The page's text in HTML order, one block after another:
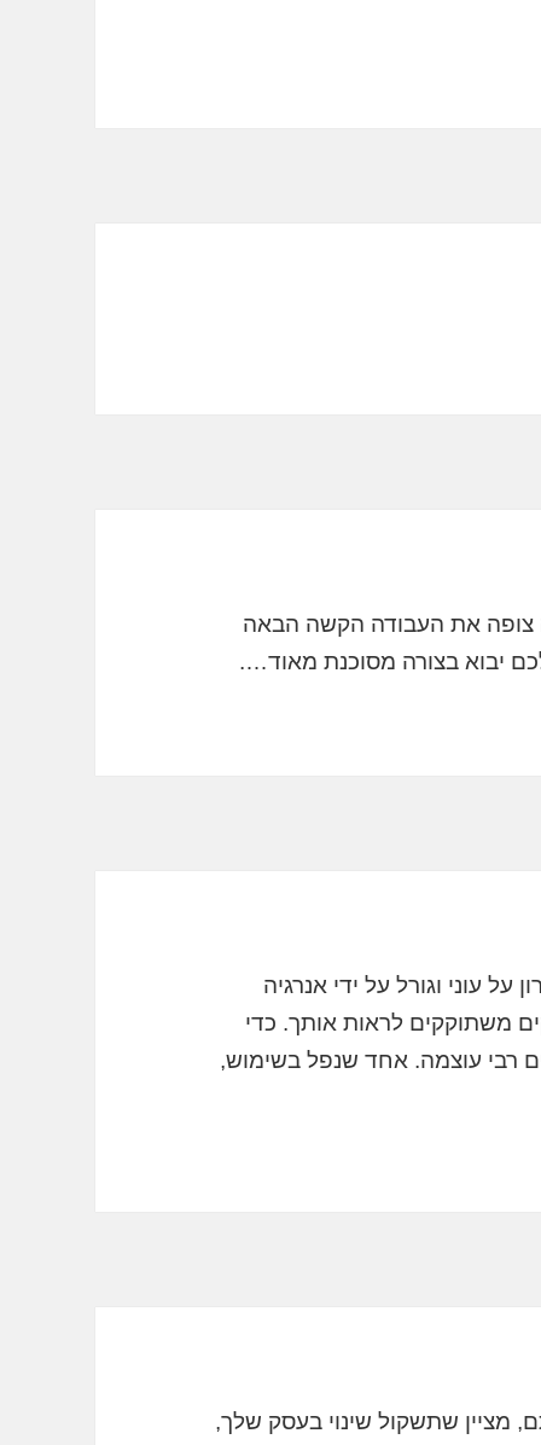
צופה את העבודה הקשה הבאה
יבוא בצורה מסוכנת מאוד….
על עוני וגורל על ידי אנרגיה
משתוקקים לראות אותך. כדי
רבי עוצמה. אחד שנפל בשימוש,
מציין שתשקול שינוי בעסק שלך,